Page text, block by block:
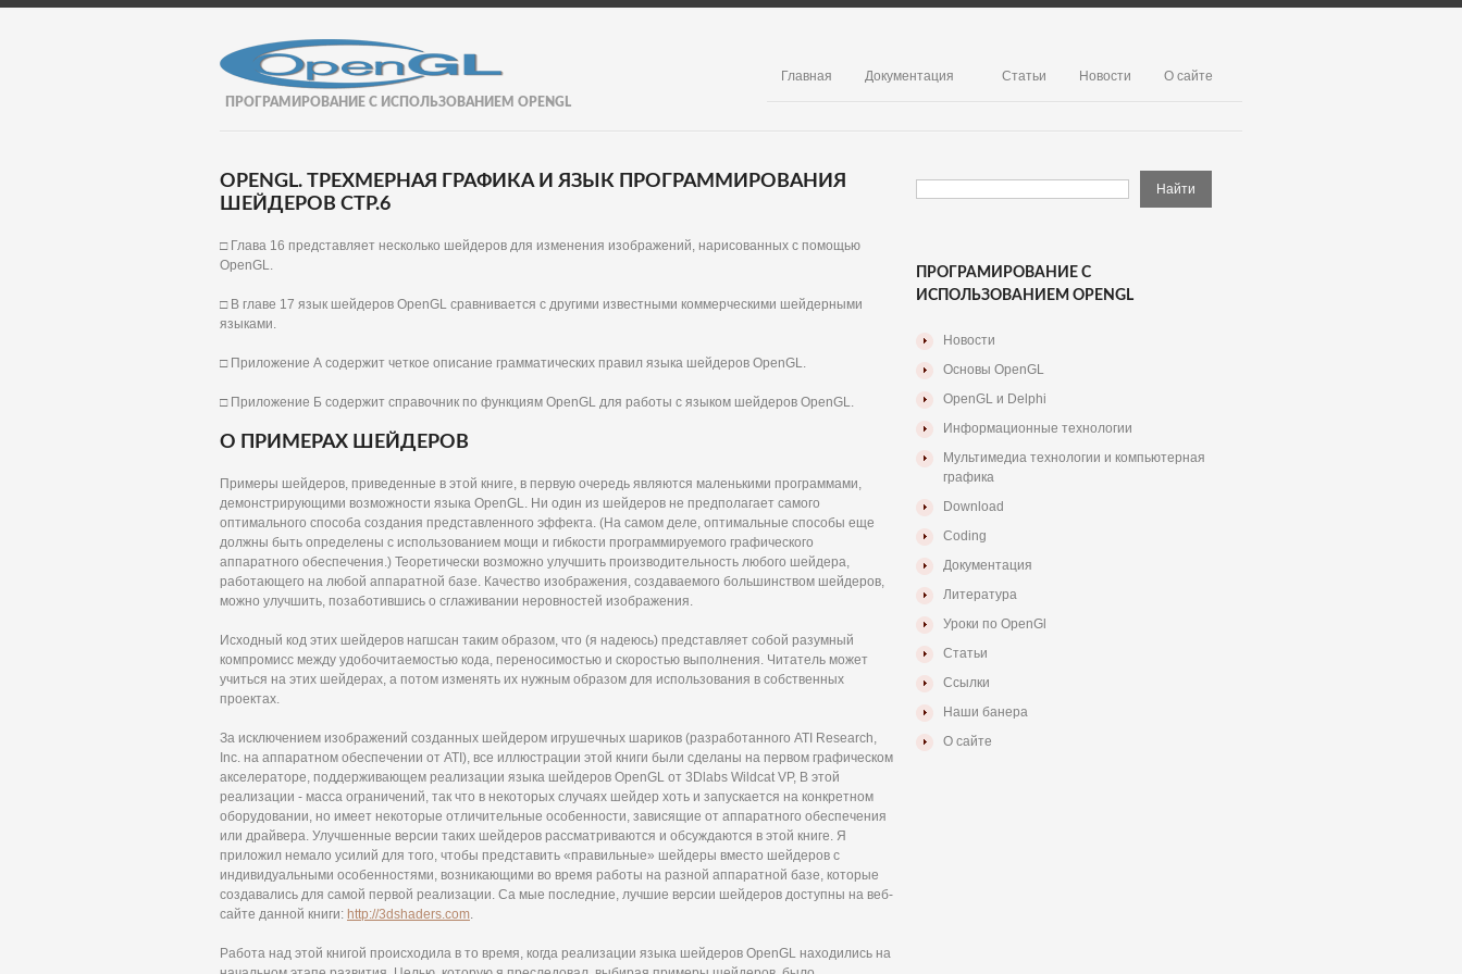
ПРОГРАМИРОВАНИЕ С ИСПОЛЬЗОВАНИЕМ OPENGL
Главная Документация Статьи Новости О сайте
OPENGL. ТРЕХМЕРНАЯ ГРАФИКА И ЯЗЫК ПРОГРАММИРОВАНИЯ
ШЕЙДЕРОВ СТР.6
□ Глава 16 представляет несколько шейдеров для изменения изображений, нарисованных с помощью
OpenGL.
□ В главе 17 язык шейдеров OpenGL сравнивается с другими известными коммерческими шейдерными
языками.
□ Приложение А содержит четкое описание грамматических правил языка шейдеров OpenGL.
□ Приложение Б содержит справочник по функциям OpenGL для работы с языком шейдеров OpenGL.
О ПРИМЕРАХ ШЕЙДЕРОВ
Примеры шейдеров, приведенные в этой книге, в первую очередь являются маленькими программами,
демонстрирующими возможности языка OpenGL. Ни один из шейдеров не предполагает самого
оптимального способа создания представленного эффекта. (На самом деле, оптимальные способы еще
должны быть определены с использованием мощи и гибкости программируемого графического
аппаратного обеспечения.) Теоретически возможно улучшить производительность любого шейдера,
работающего на любой аппаратной базе. Качество изображения, создаваемого большинством шейдеров,
можно улучшить, позаботившись о сглаживании неровностей изображения.
Исходный код этих шейдеров нагшсан таким образом, что (я надеюсь) представляет собой разумный
компромисс между удобочитаемостью кода, переносимостью и скоростью выполнения. Читатель может
учиться на этих шейдерах, а потом изменять их нужным образом для использования в собственных
проектах.
За исключением изображений созданных шейдером игрушечных шариков (разработанного ATI Research,
Inc. на аппаратном обеспечении от ATI), все иллюстрации этой книги были сделаны на первом графическом
акселераторе, поддерживающем реализации языка шейдеров OpenGL от 3Dlabs Wildcat VP, В этой
реализации - масса ограничений, так что в некоторых случаях шейдер хоть и запускается на конкретном
оборудовании, но имеет некоторые отличительные особенности, зависящие от аппаратного обеспечения
или драйвера. Улучшенные версии таких шейдеров рассматриваются и обсуждаются в этой книге. Я
приложил немало усилий для того, чтобы представить «правильные» шейдеры вместо шейдеров с
индивидуальными особенностями, возникающими во время работы на разной аппаратной базе, которые
создавались для самой первой реализации. Са мые последние, лучшие версии шейдеров доступны на веб-
сайте данной книги: http://3dshaders.com.
Работа над этой книгой происходила в то время, когда реализации языка шейдеров OpenGL находились на
ПРОГРАМИРОВАНИЕ С
ИСПОЛЬЗОВАНИЕМ OPENGL
Новости
Основы OpenGL
OpenGL и Delphi
Информационные технологии
Мультимедиа технологии и компьютерная
графика
Download
Coding
Документация
Литература
Уроки по OpenGl
Статьи
Ссылки
Наши банера
О сайте